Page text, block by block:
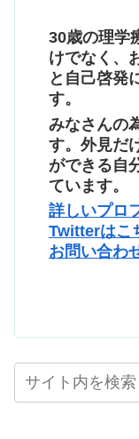
30歳の理学
けでなく、
と自己啓発
す。
みなさんの
す。外見だ
ができる自
ています。
詳しいプロ
Twitterはこ
お問い合わ